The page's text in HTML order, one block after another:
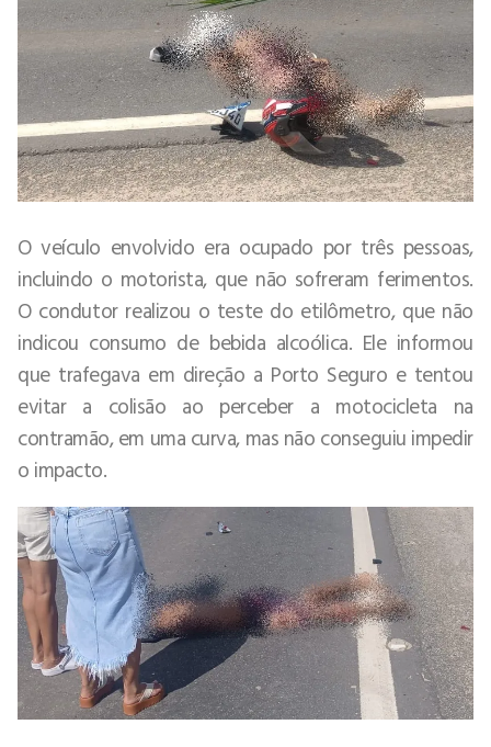
O veículo envolvido era ocupado por três pessoas,
incluindo o motorista, que não sofreram ferimentos.
O condutor realizou o teste do etilômetro, que não
indicou consumo de bebida alcoólica. Ele informou
que trafegava em direção a Porto Seguro e tentou
evitar a colisão ao perceber a motocicleta na
contramão, em uma curva, mas não conseguiu impedir
o impacto.